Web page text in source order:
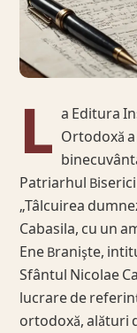
L a Editura
Ortodoxă
Patriarhul
„Tâlcuirea
Cabasila, cu un
Ene Branişte,
Sfântul Nicolae
lucrare de
ortodoxă, alături